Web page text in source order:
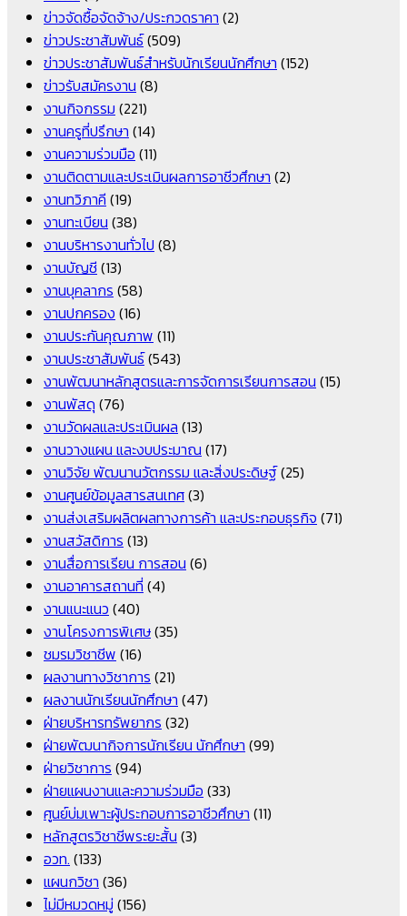
ข่าวจัดซื้อจัดจ้าง/ประกวดราคา (2)
ข่าวประชาสัมพันธ์(509)
ข่าวประชาสัมพันธ์สำหรับนักเรียนนักศึกษา (152)
ข่าวรับสมัครงาน (8)
งานกิจกรรม (221)
งานครูที่ปรึกษา (14)
งานความร่วมมือ (11)
งานติดตามและประเมินผลการอาชีวศึกษา (2)
งานทวิภาคี (19)
งานทะเบียน (38)
งานบริหารงานทั่วไป (8)
งานบัญชี(13)
งานบุคลากร (58)
งานปกครอง (16)
งานประกันคุณภาพ (11)
งานประชาสัมพันธ์(543)
งานพัฒนาหลักสูตรและการจัดการเรียนการสอน (15)
งานพัสดุ (76)
งานวัดผลและประเมินผล (13)
งานวางแผน และงบประมาณ (17)
งานวิจัย พัฒนานวัตกรรม และสิ่งประดิษฐ์(25)
งานศูนย์ข้อมูลสารสนเทศ(3)
งานส่งเสริมผลิตผลทางการค้า และประกอบธุรกิจ (71)
งานสวัสดิการ (13)
งานสื่อการเรียน การสอน (6)
งานอาคารสถานที่ (4)
งานแนะแนว (40)
งานโครงการพิเศษ(35)
ชมรมวิชาชีพ (16)
ผลงานทางวิชาการ (21)
ผลงานนักเรียนนักศึกษา (47)
ฝ่ายบริหารทรัพยากร (32)
ฝ่ายพัฒนากิจการนักเรียน นักศึกษา (99)
ฝ่ายวิชาการ (94)
ฝ่ายแผนงานและความร่วมมือ (33)
ศูนย์บ่มเพาะผู้ประกอบการอาชีวศึกษา (11)
หลักสูตรวิชาชีพระยะสั้น (3)
อวท. (133)
แผนกวิชา (36)
ไม่มีหมวดหมู่ (156)